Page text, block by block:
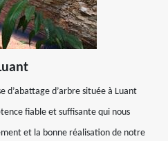
d’abattage d’arbre située à Luant
fiable et suffisante qui nous
et la bonne réalisation de notre